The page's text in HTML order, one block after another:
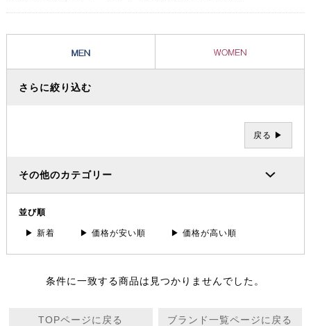
さらに絞り込む
戻る ▶
その他のカテゴリー
並び順
▶ 新着 ▶ 価格が安い順 ▶ 価格が高い順
条件に一致する商品は見つかりませんでした。
TOPページに戻る ブランド一覧ページに戻る